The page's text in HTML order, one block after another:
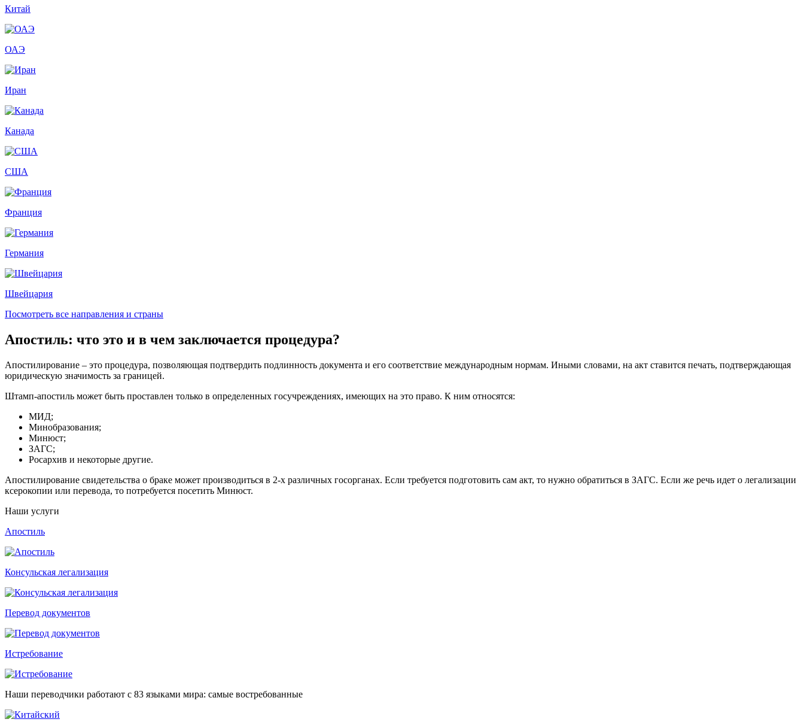
Китай
ОАЭ
Иран
Канада
США
Франция
Германия
Швейцария
Посмотреть все направления и страны
Апостиль: что это и в чем заключается процедура?
Апостилирование – это процедура, позволяющая подтвердить подлинность документа и его соответствие международным нормам. Иными словами, на акт ставится печать, подтверждающая
юридическую значимость за границей.
Штамп-апостиль может быть проставлен только в определенных госучреждениях, имеющих на это право. К ним относятся:
МИД;
Минобразования;
Минюст;
ЗАГС;
Росархив и некоторые другие.
Апостилирование свидетельства о браке может производиться в 2-х различных госорганах. Если требуется подготовить сам акт, то нужно обратиться в ЗАГС. Если же речь идет о легализации
ксерокопии или перевода, то потребуется посетить Минюст.
Наши услуги
Апостиль
Консульская легализация
Перевод документов
Истребование
Наши переводчики работают с 83 языками мира: самые востребованные